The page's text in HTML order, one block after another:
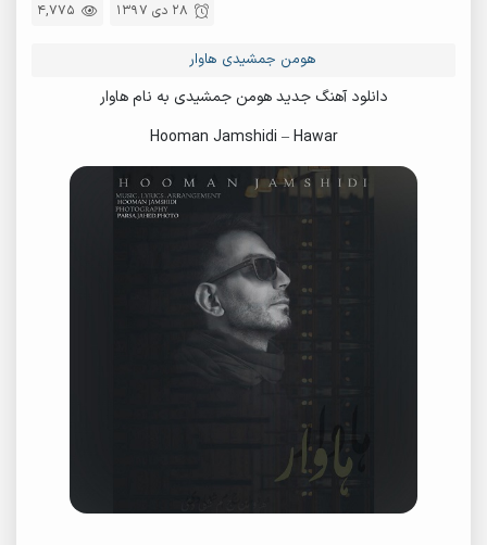
4,775 28 دی 1397
هومن جمشیدی هاوار
دانلود آهنگ جدید هومن جمشیدی به نام هاوار
Hooman Jamshidi – Hawar